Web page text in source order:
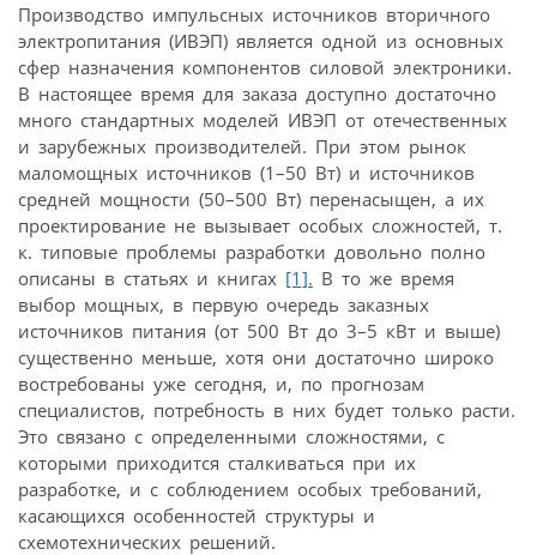
Производство импульсных источников вторичного
электропитания (ИВЭП) является одной из основных
сфер назначения компонентов силовой электроники.
В настоящее время для заказа доступно достаточно
много стандартных моделей ИВЭП от отечественных
и зарубежных производителей. При этом рынок
маломощных источников (1–50 Вт) и источников
средней мощности (50–500 Вт) перенасыщен, а их
проектирование не вызывает особых сложностей, т.
к. типовые проблемы разработки довольно полно
описаны в статьях и книгах [1]. В то же время
выбор мощных, в первую очередь заказных
источников питания (от 500 Вт до 3–5 кВт и выше)
существенно меньше, хотя они достаточно широко
востребованы уже сегодня, и, по прогнозам
специалистов, потребность в них будет только расти.
Это связано с определенными сложностями, с
которыми приходится сталкиваться при их
разработке, и с соблюдением особых требований,
касающихся особенностей структуры и
схемотехнических решений.